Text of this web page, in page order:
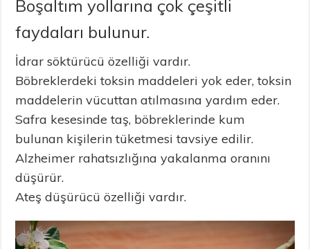
Boşaltım yollarına çok çeşitli
faydaları bulunur.
İdrar söktürücü özelliği vardır.
Böbreklerdeki toksin maddeleri yok eder, toksin
maddelerin vücuttan atılmasına yardım eder.
Safra kesesinde taş, böbreklerinde kum
bulunan kişilerin tüketmesi tavsiye edilir.
Alzheimer rahatsızlığına yakalanma oranını
düşürür.
Ateş düşürücü özelliği vardır.